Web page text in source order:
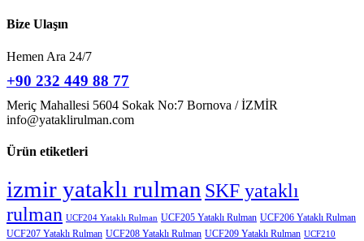
Bize Ulaşın
Hemen Ara 24/7
+90 232 449 88 77
Meriç Mahallesi 5604 Sokak No:7 Bornova / İZMİR
info@yataklirulman.com
Ürün etiketleri
izmir yataklı rulman SKF yataklı
rulman UCF204 Yataklı Rulman UCF205 Yataklı Rulman UCF206 Yataklı Rulman
UCF207 Yataklı Rulman UCF208 Yataklı Rulman UCF209 Yataklı Rulman UCF210